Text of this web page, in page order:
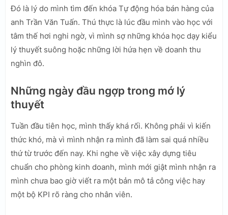
Đó là lý do mình tìm đến khóa Tự động hóa bán hàng của
anh Trần Văn Tuấn. Thú thực là lúc đầu mình vào học với
tâm thế hơi nghi ngờ, vì mình sợ những khóa học dạy kiểu
lý thuyết suông hoặc những lời hứa hẹn về doanh thu
nghìn đô.
Những ngày đầu ngợp trong mớ lý
thuyết
Tuần đầu tiên học, mình thấy khá rối. Không phải vì kiến
thức khó, mà vì mình nhận ra mình đã làm sai quá nhiều
thứ từ trước đến nay. Khi nghe về việc xây dựng tiêu
chuẩn cho phòng kinh doanh, mình mới giật mình nhận ra
mình chưa bao giờ viết ra một bản mô tả công việc hay
một bộ KPI rõ ràng cho nhân viên.